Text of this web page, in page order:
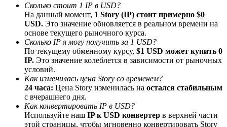
Партнеры Bitrue
До 65% комиссии!
Сколько стоит 1 IP в USD?
На данный момент, 1 Story (IP) стоит примерно $0
USD. Это значение обновляется в реальном времени на
основе текущего рыночного курса.
Сколько IP я могу получить за 1 USD?
По текущему обменному курсу, $1 USD может купить 0
IP. Это значение колеблется в зависимости от рыночных
условий.
Как изменилась цена Story со временем?
24 часа: Цена Story изменилась на остался стабильным
с вчерашнего дня.
Как конвертировать IP в USD?
Используйте наш IP к USD конвертер в верхней части
этой страницы, чтобы мгновенно конвертировать Story